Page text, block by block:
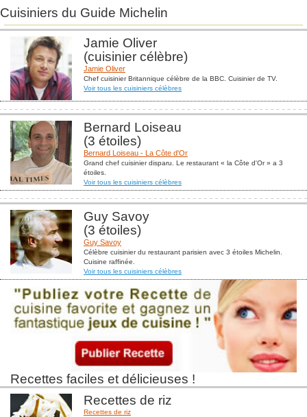
Cuisiniers du Guide Michelin
Jamie Oliver
(cuisinier célèbre)
Jamie Oliver
Chef cuisinier Britannique célèbre de la BBC. Cuisinier de TV.
Voir tous les cuisiniers célèbres
Bernard Loiseau
(3 étoiles)
Bernard Loiseau - La Côte d'Or
Grand chef cuisinier disparu. Le restaurant « la Côte d'Or » a 3
étoiles.
Voir tous les cuisiniers célèbres
Guy Savoy
(3 étoiles)
Guy Savoy
Célèbre cuisinier du restaurant parisien avec 3 étoiles Michelin.
Cuisine raffinée.
Voir tous les cuisiniers célèbres
Recettes faciles et délicieuses !
Recettes de riz
Recettes de riz